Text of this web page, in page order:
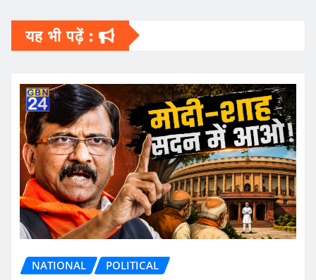
यह भी पढ़ें :
NATIONAL POLITICAL